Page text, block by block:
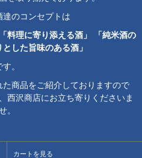
のコンセプトは
料理に寄り添える酒」 「純米酒の
した旨味のある酒」
す。
商品をご紹介しておりますので
西沢商店にお立ち寄りくださいま
。
カートを見る